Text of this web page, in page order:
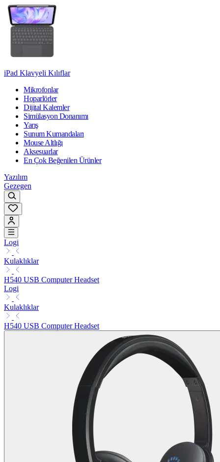
iPad Klavyeli Kılıflar
Mikrofonlar
Hoparlörler
Dijital Kalemler
Simülasyon Donanımı
Yarış
Sunum Kumandaları
Mouse Altlığı
Aksesuarlar
En Çok Beğenilen Ürünler
Yazılım
Gezegen
Logi
Kulaklıklar
H540 USB Computer Headset
Logi
Kulaklıklar
H540 USB Computer Headset